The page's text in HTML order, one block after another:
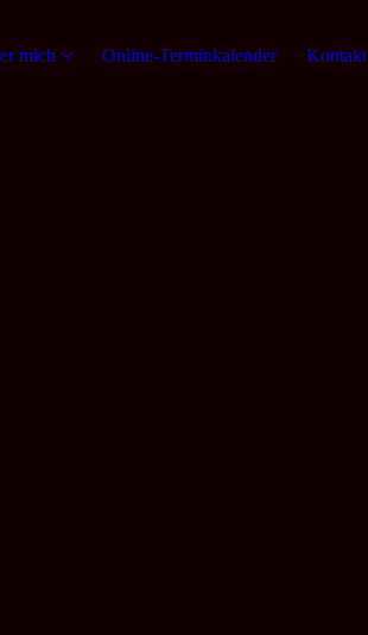
mich Online-Terminkalender Kontakt